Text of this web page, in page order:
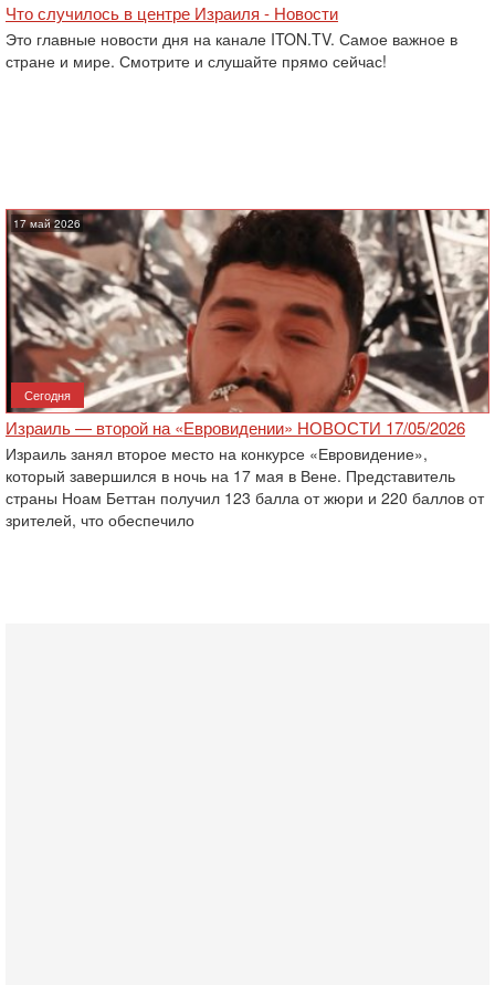
Что случилось в центре Израиля - Новости
Это главные новости дня на канале ITON.TV. Самое важное в
стране и мире. Смотрите и слушайте прямо сейчас!
17 май 2026
Сегодня
Израиль — второй на «Евровидении» НОВОСТИ 17/05/2026
Израиль занял второе место на конкурсе «Евровидение»,
который завершился в ночь на 17 мая в Вене. Представитель
страны Ноам Беттан получил 123 балла от жюри и 220 баллов от
зрителей, что обеспечило